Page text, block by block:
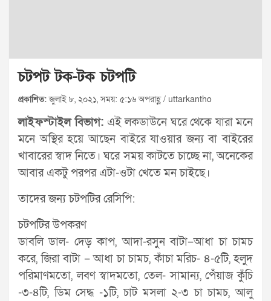
চটপট টক-টক চটপটি
প্রকাশিত:জুলাই ৮, ২০২১, সময়: ৫:১৬ অপরাহ্ণ / uttarkantho
লাইফস্টাইল বিভাগ: এই লকডাউনে ঘরে থেকে যারা মনে
মনে অস্থির হয়ে আছেন বাইরে যাওয়ার জন্য বা বাইরের
খাবারের স্বাদ নিতে। ঘরে সময় কাটতে চাচ্ছে না, অনেকের
আবার একটু পরপর এটা-ওটা খেতে মন চাইছে।
তাদের জন্য চটপটির রেসিপি:
চটপটির উপকরণ
ডাবলি ডাল- দেড় কাপ, আদা-রসুন বাটা–আধা চা চামচ
করে, জিরা বাটা – আধা চা চামচ, কাঁচা মরিচ- ৪-৫টি, হলুদ
পরিমাণমতো, লবণ স্বাদমতো, তেল- সামান্য, পেঁয়াজ কুঁচি
-৩-৪টি, ডিম সেদ্ধ -১টি, চাট মসলা ২-৩ চা চামচ, আলু